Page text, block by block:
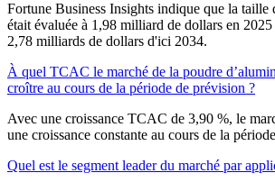
Fortune Business Insights indique que la taille
était évaluée à 1,98 milliard de dollars en
2,78 milliards de dollars d'ici 2034.
À quel TCAC le marché de la poudre
croître au cours de la période de prévision ?
Avec une croissance TCAC de 3,90 %, le
une croissance constante au cours de la
Quel est le segment leader du marché par